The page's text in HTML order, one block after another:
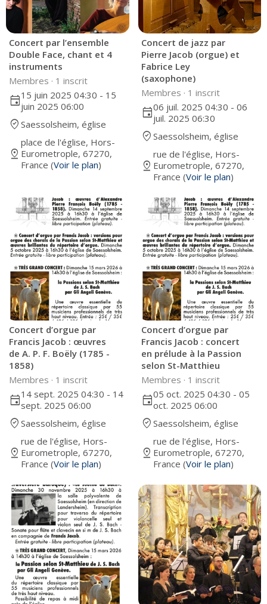
Concert par l’ensemble
Double Face, chant et 4
instruments
Membres · 1 inscrit
event15 juin 2025 04:30 - 15
juin 2025 06:00
where_to_vote Saessolsheim, église
pin_drop
place de l'église, Hors-
Eurometrople, 67270,
France (Voir le plan)
Concert de jazz par
Pierre Jacob (orgue) et
Fabrice Ley
(saxophone)
Membres · 1 inscrit
event06 juil. 2025 04:30 - 06
juil. 2025 06:30
where_to_vote Saessolsheim, église
pin_drop
rue de l'église, Hors-
Eurometrople, 67270,
France (Voir le plan)
Concert d’orgue par
Francis Jacob : œuvres
de A. P. F. Boëly (1785 -
1858)
Membres · 1 inscrit
event14 sept. 2025 04:30 - 14
sept. 2025 06:00
where_to_vote Saessolsheim, église
pin_drop
rue de l'église, Hors-
Eurometrople, 67270,
France (Voir le plan)
Concert d’orgue par
Francis Jacob : concert
en prélude à la Passion
selon St-Matthieu
Membres · 1 inscrit
event05 oct. 2025 04:30 - 05
oct. 2025 06:00
where_to_vote Saessolsheim, église
pin_drop
rue de l'église, Hors-
Eurometrople, 67270,
France (Voir le plan)